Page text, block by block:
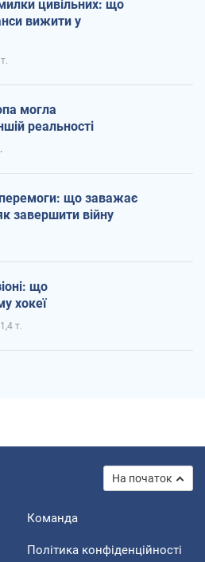
цивільних: що
вижити у
могла
реальності
перемоги: що заважає
завершити війну
що
хокеї
1,4 т.
На початок
Команда
Політика конфіденційності